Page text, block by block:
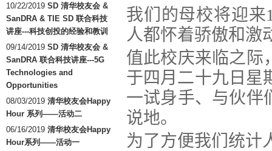
10/22/2019 SD 清华校友会 &
SanDRA & TIE SD 联合科技
讲座---科技创投的经验和教训
09/14/2019 SD 清华校友会 &
SanDRA 联合科技讲座---5G
Technologies and
Opportunities
08/03/2019 清华校友会Happy
Hour 系列——活动二
06/16/2019 清华校友会Happy
Hour系列——活动一
我们的母校将迎来
人都怀着骄傲和激
值此校庆来临之际
于四月二十九日星
一试身手、与伙伴
说地。
为了方便我们统计